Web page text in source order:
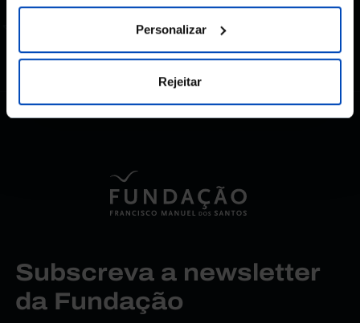
Personalizar
Rejeitar
Subscreva a newsletter
da Fundação